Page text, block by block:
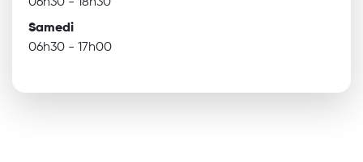
06h30 - 18h30
Samedi
06h30 - 17h00